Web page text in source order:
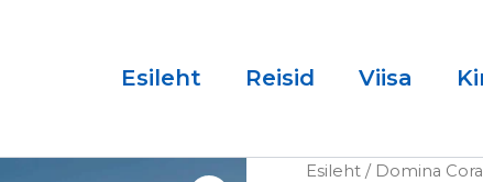
Esileht Reisid Viisa
Esileht/ Domina
Domina